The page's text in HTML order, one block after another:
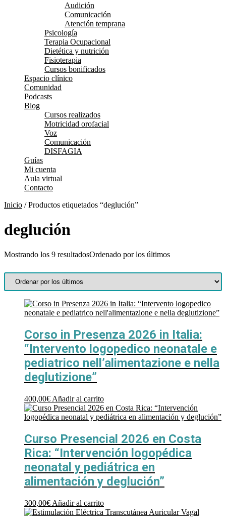
Audición
Comunicación
Atención temprana
Psicología
Terapia Ocupacional
Dietética y nutrición
Fisioterapia
Cursos bonificados
Espacio clínico
Comunidad
Podcasts
Blog
Cursos realizados
Motricidad orofacial
Voz
Comunicación
DISFAGIA
Guías
Mi cuenta
Aula virtual
Contacto
Inicio / Productos etiquetados “deglución”
deglución
Mostrando los 9 resultadosOrdenado por los últimos
Corso in Presenza 2026 in Italia:
“Intervento logopedico neonatale e
pediatrico nell’alimentazione e nella
deglutizione”
400,00€ Añadir al carrito
Curso Presencial 2026 en Costa
Rica: “Intervención logopédica
neonatal y pediátrica en
alimentación y deglución”
300,00€ Añadir al carrito